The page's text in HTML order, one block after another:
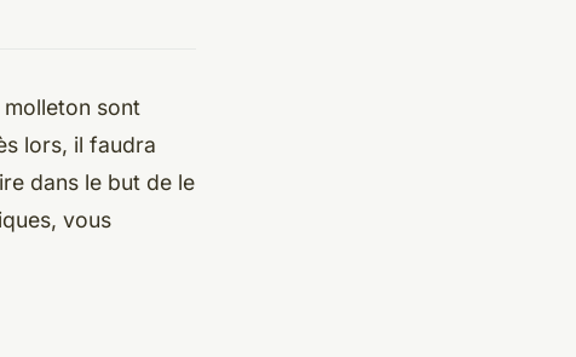
sont
lors, il faudra
dans le but de le
vous